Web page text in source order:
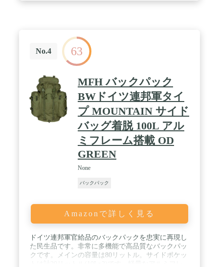
No.4 63
MFH バックパック
BWドイツ連邦軍タイ
プ MOUNTAIN サイド
バッグ着脱 100L アル
ミフレーム搭載 OD
GREEN
None
バックパック
Amazonで詳しく見る
ドイツ連邦軍官給品のバックパックを忠実に再現し
た民生品です。非常に多機能で高品質なバックパッ
クです。メインの容量は80リットル。サイドポケッ